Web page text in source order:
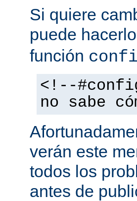
Si quiere
puede
función
<!--
no sabe
verán este
todos los
antes de